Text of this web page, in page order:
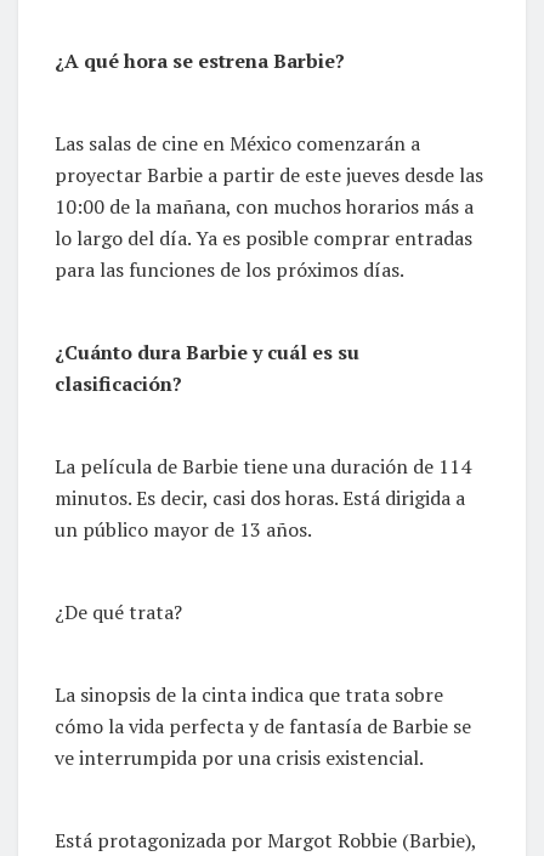
¿A qué hora se estrena Barbie?
Las salas de cine en México comenzarán a
proyectar Barbie a partir de este jueves desde las
10:00 de la mañana, con muchos horarios más a
lo largo del día. Ya es posible comprar entradas
para las funciones de los próximos días.
¿Cuánto dura Barbie y cuál es su
clasificación?
La película de Barbie tiene una duración de 114
minutos. Es decir, casi dos horas. Está dirigida a
un público mayor de 13 años.
¿De qué trata?
La sinopsis de la cinta indica que trata sobre
cómo la vida perfecta y de fantasía de Barbie se
ve interrumpida por una crisis existencial.
Está protagonizada por Margot Robbie (Barbie),